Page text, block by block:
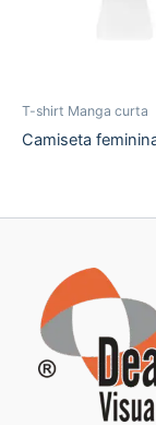
T-shirt Manga curta
Camiseta